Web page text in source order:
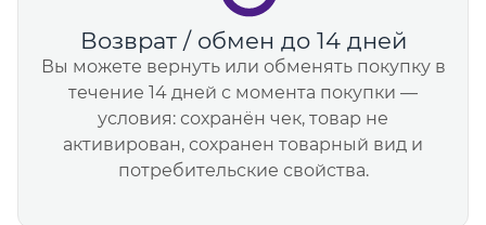
Возврат / обмен до 14 дней
Вы можете вернуть или обменять покупку в
течение 14 дней с момента покупки —
условия: сохранён чек, товар не
активирован, сохранен товарный вид и
потребительские свойства.